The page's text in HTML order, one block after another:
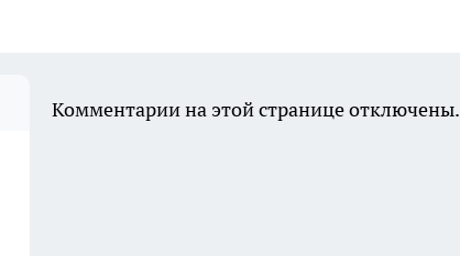
Комментарии на этой странице отключены.